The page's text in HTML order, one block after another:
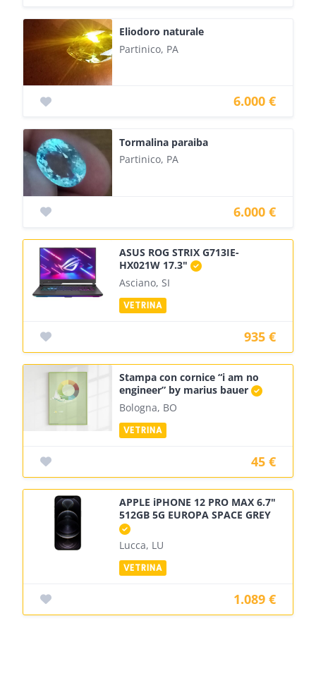
Eliodoro naturale
Partinico, PA
6.000 €
Tormalina paraiba
Partinico, PA
6.000 €
ASUS ROG STRIX G713IE-
HX021W 17.3"
Asciano, SI
935 €
Stampa con cornice “i am no
engineer” by marius bauer
Bologna, BO
45 €
APPLE iPHONE 12 PRO MAX 6.7"
512GB 5G EUROPA SPACE GREY
Lucca, LU
1.089 €